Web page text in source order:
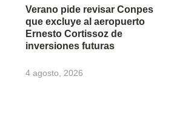
Verano pide revisar Conpes
que excluye al aeropuerto
Ernesto Cortissoz de
inversiones futuras
4 agosto, 2026